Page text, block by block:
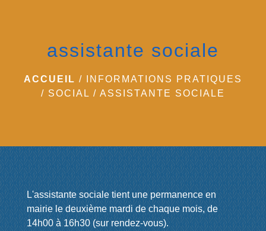
assistante sociale
ACCUEIL /
INFORMATIONS PRATIQUES
/ SOCIAL / ASSISTANTE SOCIALE
L'assistante sociale tient une permanence en
mairie le deuxième mardi de chaque mois, de
14h00 à 16h30 (sur rendez-vous).